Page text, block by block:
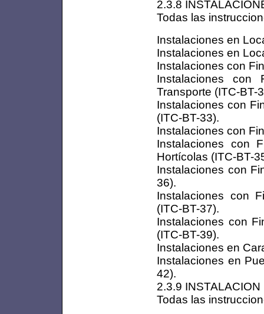
2.3.8
Todas las
Instalaciones en
Instalaciones en
Instalaciones con
Instalaciones con
Transporte (ITC-BT-
Instalaciones con
(ITC-BT-33).
Instalaciones con
Instalaciones con
Hortícolas (ITC-BT-
Instalaciones con
36).
Instalaciones con
(ITC-BT-37).
Instalaciones con
(ITC-BT-39).
Instalaciones en
Instalaciones en
42).
2.3.9
Todas las